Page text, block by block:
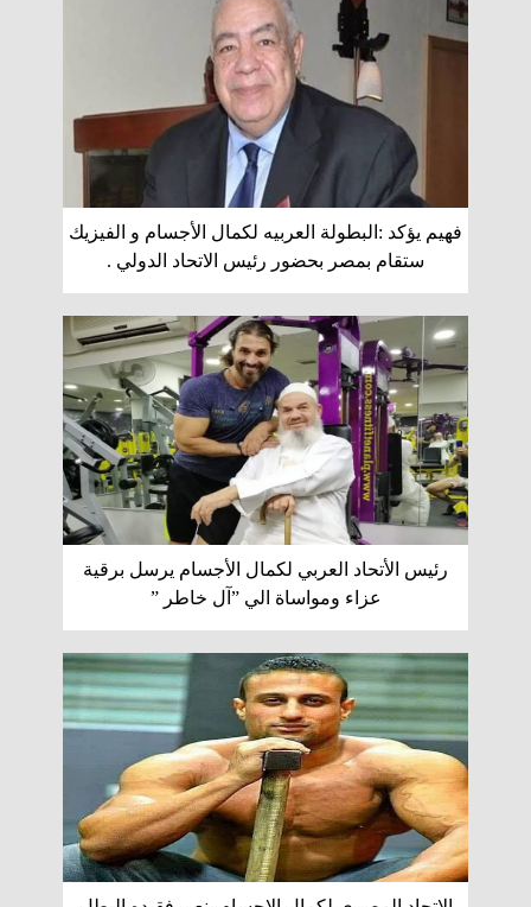
فهيم يؤكد :البطولة العربيه لكمال الأجسام و الفيزيك
ستقام بمصر بحضور رئيس الاتحاد الدولي .
رئيس الأتحاد العربي لكمال الأجسام يرسل برقية
عزاء ومواساة الي ”آل خاطر ”